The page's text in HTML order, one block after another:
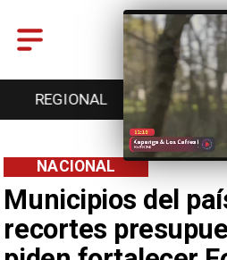
ENTRETENCIÓN
Municipios del
recortes
NACIONAL